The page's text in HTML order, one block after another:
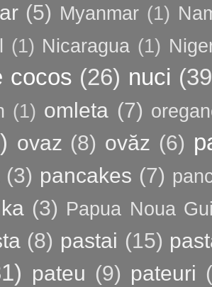
(5) Myanmar (1)
(1) Nicaragua (1)
cocos (26) nuci
(1) omleta (7)
ovaz (8) ovăz (6)
(3) pancakes (7)
(3) Papua Noua
(8) pastai (15)
pateu (9) pateuri